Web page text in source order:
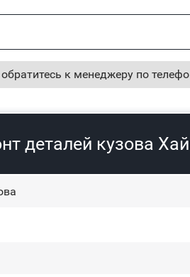
к менеджеру по
деталей кузова